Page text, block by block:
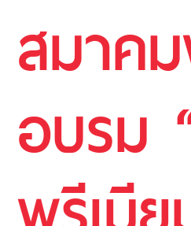
สมาค
อบรม